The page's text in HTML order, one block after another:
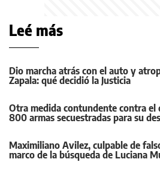
Leé más
Dio marcha atrás con el auto y
Zapala: qué decidió la Justicia
Otra medida contundente contra el
800 armas secuestradas para su
Maximiliano Avilez, culpable de
marco de la búsqueda de Luciana